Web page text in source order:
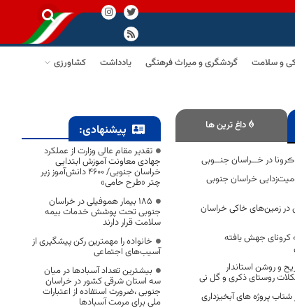
و سلامت گردشگری و میراث فرهنگی یادداشت
کشاورزی
داغ ترین ها
در خــراسان جنــوبی
خراسان جنوبی
زمین‌های خاکی خراسان
به کرونای جهش یافته
و روشن استاندار
روستای ذکری و گل نی
شتاب پروژه های آبخیزداری
پیشنهادی:
تقدیر مقام عالی وزارت از عملکرد
جهادی معاونت آموزش ابتدایی
خراسان جنوبی/ ۴۶۰۰ دانش‌آموز زیر
چتر «طرح حامی»
۱۸۵ بیمار هموفیلی در خراسان
جنوبی تحت پوشش خدمات بیمه
سلامت قرار دارند
خانواده را مهمترین رکن پیشگیری از
آسیب‌های اجتماعی
بیشترین تعداد آسبادها در میان
سه استان شرقی کشور در خراسان
جنوبی ،ضرورت استفاده از اعتبارات
ملی برای مرمت آسبادها